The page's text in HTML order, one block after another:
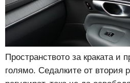
Пространството за краката и
голямо. Седалките от втория